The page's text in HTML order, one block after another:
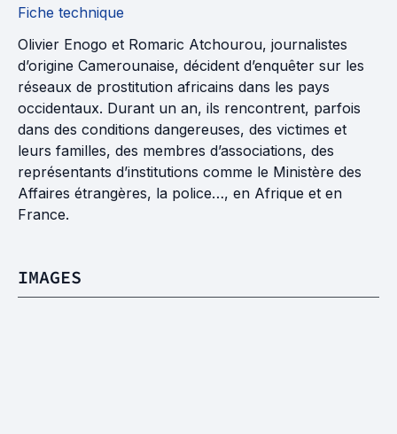
Fiche technique
Olivier Enogo et Romaric Atchourou, journalistes
d’origine Camerounaise, décident d’enquêter sur les
réseaux de prostitution africains dans les pays
occidentaux. Durant un an, ils rencontrent, parfois
dans des conditions dangereuses, des victimes et
leurs familles, des membres d’associations, des
représentants d’institutions comme le Ministère des
Affaires étrangères, la police…, en Afrique et en
France.
IMAGES